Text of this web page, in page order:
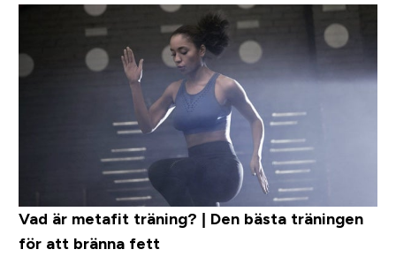
Vad är metafit träning? | Den bästa träningen
för att bränna fett